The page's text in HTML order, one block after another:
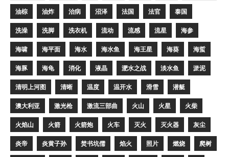
油棕 油炸 治病 沼泽 法国 法官 泰国
洗澡 洗脚 洗衣机 流动 流感 流星 海参
海啸 海平面 海水 海水鱼 海王星 海葵 海蜇
海豚 海龟 消化 液晶 淝水之战 淡水鱼 淤泥
清明上河图 清晰 温度 温开水 滑雪 潜艇
澳大利亚 激光枪 激流三部曲 火山 火星 火柴
火焰山 火箭 火箭炮 火车 灭火 灭火器 灰尘
炎帝 炎黄子孙 焚书坑儒 焰火 照片 燃烧 爬树